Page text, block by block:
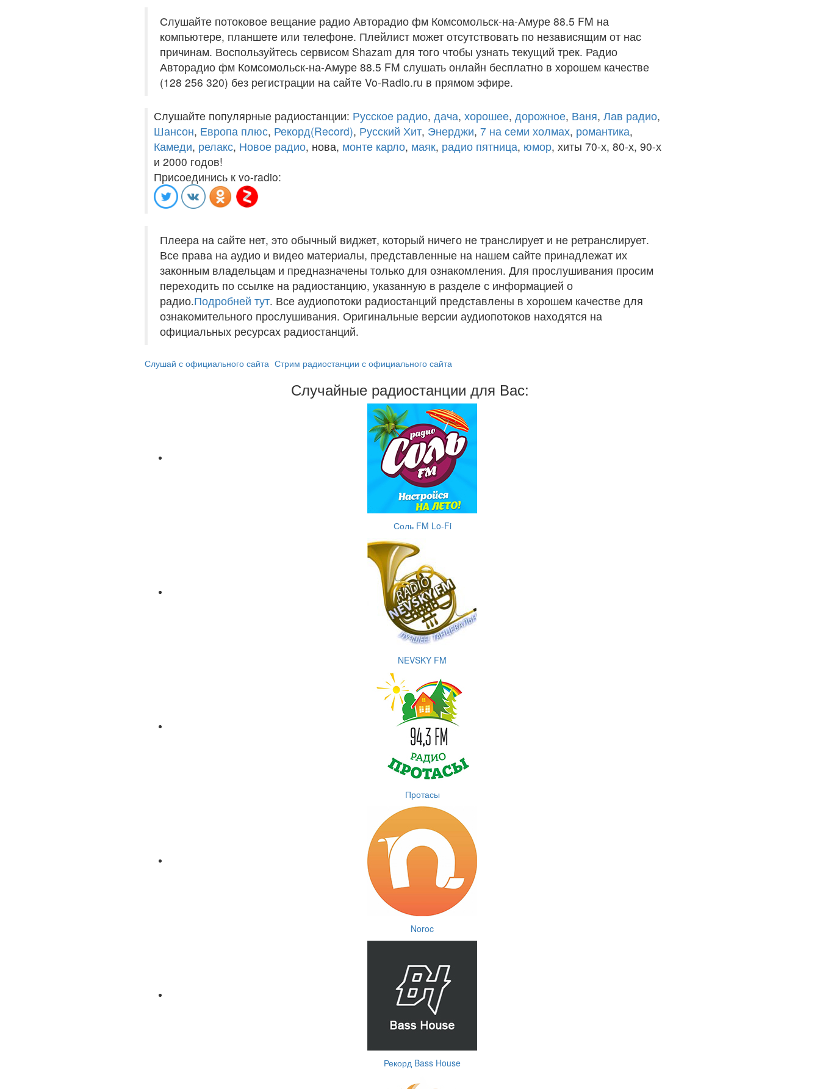
Слушайте потоковое вещание радио Авторадио фм Комсомольск-на-Амуре 88.5 FM на
компьютере, планшете или телефоне. Плейлист может отсутствовать по независящим от нас
причинам. Воспользуйтесь сервисом Shazam для того чтобы узнать текущий трек. Радио
Авторадио фм Комсомольск-на-Амуре 88.5 FM слушать онлайн бесплатно в хорошем качестве
(128 256 320) без регистрации на сайте Vo-Radio.ru в прямом эфире.
Слушайте популярные радиостанции: Русское радио, дача, хорошее, дорожное, Ваня, Лав радио,
Шансон, Европа плюс, Рекорд(Record), Русский Хит, Энерджи, 7 на семи холмах, романтика,
Камеди, релакс, Новое радио, нова, монте карло, маяк, радио пятница, юмор, хиты 70-х, 80-х, 90-х
и 2000 годов!
Присоединись к vo-radio:
Плеера на сайте нет, это обычный виджет, который ничего не транслирует и не ретранслирует.
Все права на аудио и видео материалы, представленные на нашем сайте принадлежат их
законным владельцам и предназначены только для ознакомления. Для прослушивания просим
переходить по ссылке на радиостанцию, указанную в разделе с информацией о
радио.Подробней тут. Все аудиопотоки радиостанций представлены в хорошем качестве для
ознакомительного прослушивания. Оригинальные версии аудиопотоков находятся на
официальных ресурсах радиостанций.
Слушай с официального сайта Стрим радиостанции с официального сайта
Случайные радиостанции для Вас:
Соль FM Lo-Fi
NEVSKY FM
Протасы
Noroc
Рекорд Bass House